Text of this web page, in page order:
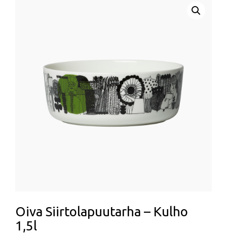
Oiva Siirtolapuutarha – Kulho
1,5l